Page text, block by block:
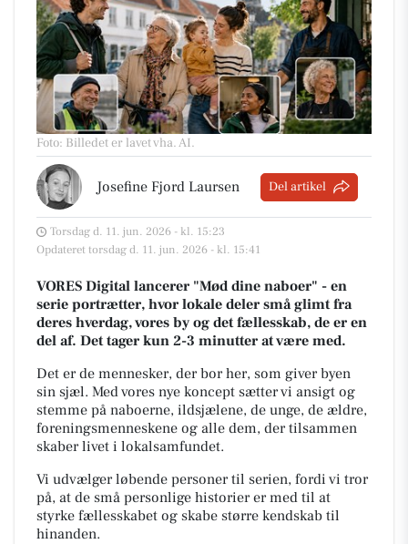
Foto: Billedet er lavet vha. AI.
Josefine Fjord Laursen Del artikel
Torsdag d. 11. jun. 2026 - kl. 15:23
Opdateret torsdag d. 11. jun. 2026 - kl. 15:41
VORES Digital lancerer "Mød dine naboer" - en
serie portrætter, hvor lokale deler små glimt fra
deres hverdag, vores by og det fællesskab, de er en
del af. Det tager kun 2-3 minutter at være med.
Det er de mennesker, der bor her, som giver byen
sin sjæl. Med vores nye koncept sætter vi ansigt og
stemme på naboerne, ildsjælene, de unge, de ældre,
foreningsmenneskene og alle dem, der tilsammen
skaber livet i lokalsamfundet.
Vi udvælger løbende personer til serien, fordi vi tror
på, at de små personlige historier er med til at
styrke fællesskabet og skabe større kendskab til
hinanden.